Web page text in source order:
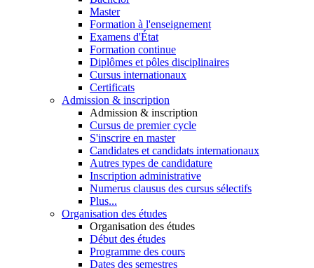
Master
Formation à l'enseignement
Examens d'État
Formation continue
Diplômes et pôles disciplinaires
Cursus internationaux
Certificats
Admission & inscription
Admission & inscription
Cursus de premier cycle
S'inscrire en master
Candidates et candidats internationaux
Autres types de candidature
Inscription administrative
Numerus clausus des cursus sélectifs
Plus...
Organisation des études
Organisation des études
Début des études
Programme des cours
Dates des semestres